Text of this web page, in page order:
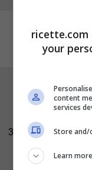
3
Togliete i
servitele
ricette.com
your
content
services
Store and/
Learn more